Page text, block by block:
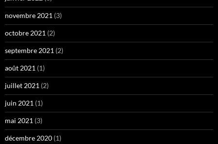
novembre 2021 (3)
octobre 2021 (2)
septembre 2021 (2)
août 2021 (1)
juillet 2021 (2)
juin 2021 (1)
mai 2021 (3)
décembre 2020 (1)